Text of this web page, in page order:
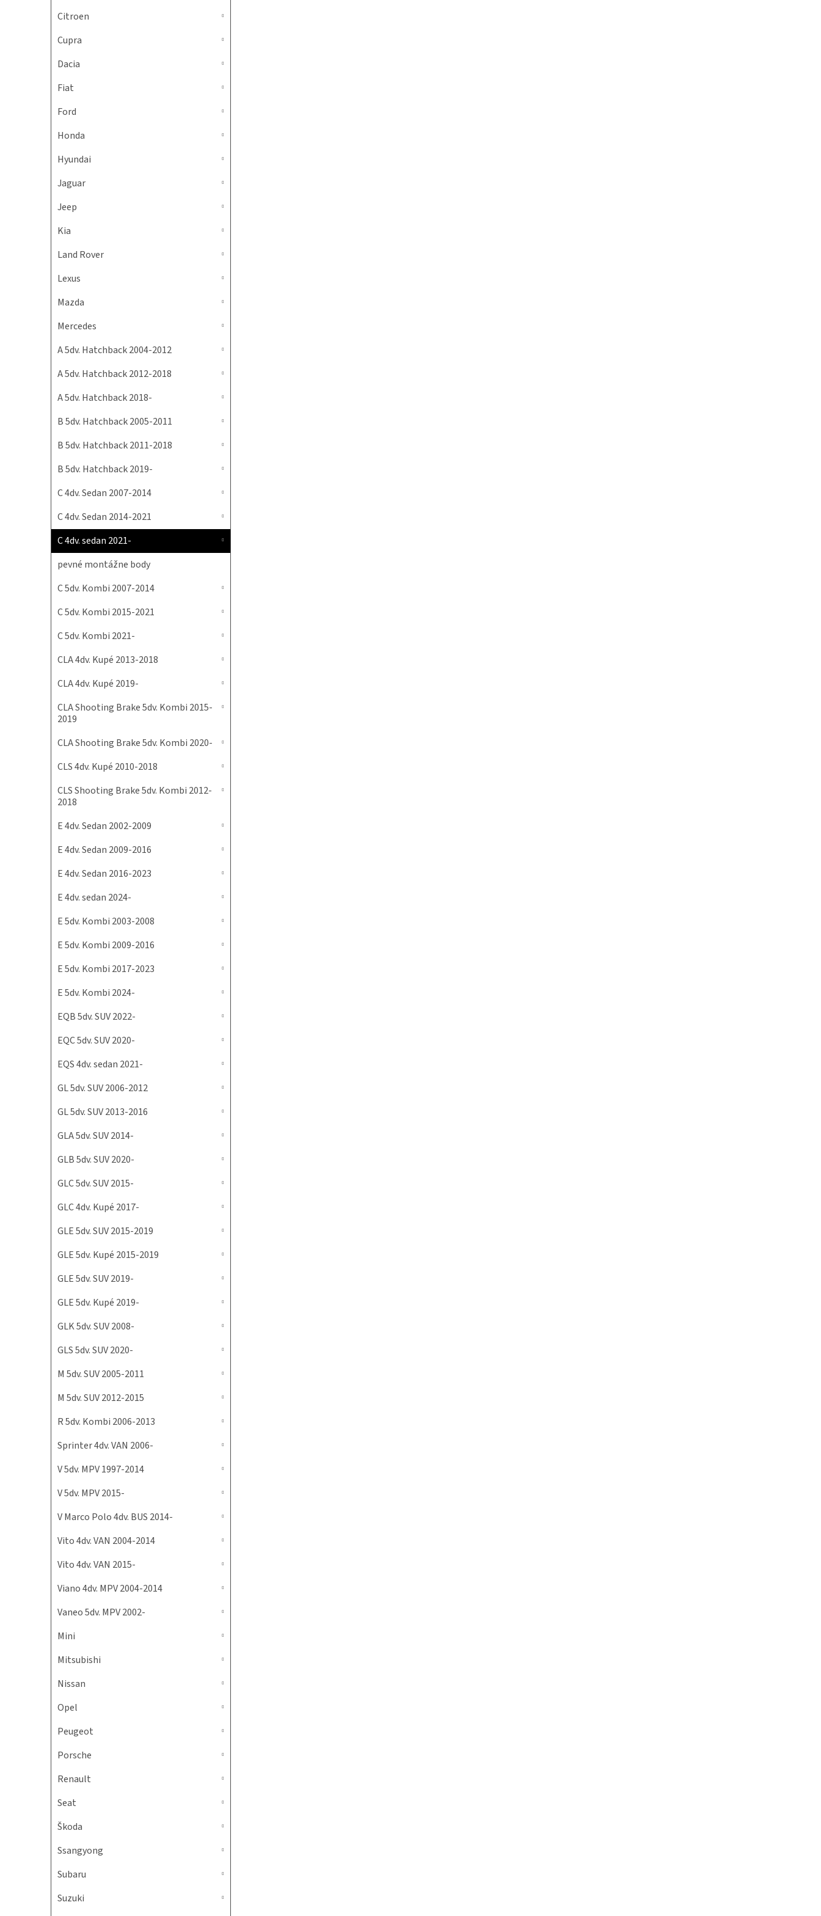
Citroen
Cupra
Dacia
Fiat
Ford
Honda
Hyundai
Jaguar
Jeep
Kia
Land Rover
Lexus
Mazda
Mercedes
A 5dv. Hatchback 2004-2012
A 5dv. Hatchback 2012-2018
A 5dv. Hatchback 2018-
B 5dv. Hatchback 2005-2011
B 5dv. Hatchback 2011-2018
B 5dv. Hatchback 2019-
C 4dv. Sedan 2007-2014
C 4dv. Sedan 2014-2021
C 4dv. sedan 2021-
pevné montážne body
C 5dv. Kombi 2007-2014
C 5dv. Kombi 2015-2021
C 5dv. Kombi 2021-
CLA 4dv. Kupé 2013-2018
CLA 4dv. Kupé 2019-
CLA Shooting Brake 5dv. Kombi 2015-
2019
CLA Shooting Brake 5dv. Kombi 2020-
CLS 4dv. Kupé 2010-2018
CLS Shooting Brake 5dv. Kombi 2012-
2018
E 4dv. Sedan 2002-2009
E 4dv. Sedan 2009-2016
E 4dv. Sedan 2016-2023
E 4dv. sedan 2024-
E 5dv. Kombi 2003-2008
E 5dv. Kombi 2009-2016
E 5dv. Kombi 2017-2023
E 5dv. Kombi 2024-
EQB 5dv. SUV 2022-
EQC 5dv. SUV 2020-
EQS 4dv. sedan 2021-
GL 5dv. SUV 2006-2012
GL 5dv. SUV 2013-2016
GLA 5dv. SUV 2014-
GLB 5dv. SUV 2020-
GLC 5dv. SUV 2015-
GLC 4dv. Kupé 2017-
GLE 5dv. SUV 2015-2019
GLE 5dv. Kupé 2015-2019
GLE 5dv. SUV 2019-
GLE 5dv. Kupé 2019-
GLK 5dv. SUV 2008-
GLS 5dv. SUV 2020-
M 5dv. SUV 2005-2011
M 5dv. SUV 2012-2015
R 5dv. Kombi 2006-2013
Sprinter 4dv. VAN 2006-
V 5dv. MPV 1997-2014
V 5dv. MPV 2015-
V Marco Polo 4dv. BUS 2014-
Vito 4dv. VAN 2004-2014
Vito 4dv. VAN 2015-
Viano 4dv. MPV 2004-2014
Vaneo 5dv. MPV 2002-
Mini
Mitsubishi
Nissan
Opel
Peugeot
Porsche
Renault
Seat
Škoda
Ssangyong
Subaru
Suzuki